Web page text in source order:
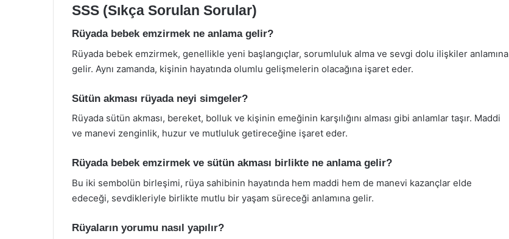
SSS (Sıkça Sorulan Sorular)
Rüyada bebek emzirmek ne anlama gelir?
Rüyada bebek emzirmek, genellikle yeni başlangıçlar, sorumluluk alma ve sevgi dolu ilişkiler anlamına
gelir. Aynı zamanda, kişinin hayatında olumlu gelişmelerin olacağına işaret eder.
Sütün akması rüyada neyi simgeler?
Rüyada sütün akması, bereket, bolluk ve kişinin emeğinin karşılığını alması gibi anlamlar taşır. Maddi
ve manevi zenginlik, huzur ve mutluluk getireceğine işaret eder.
Rüyada bebek emzirmek ve sütün akması birlikte ne anlama gelir?
Bu iki sembolün birleşimi, rüya sahibinin hayatında hem maddi hem de manevi kazançlar elde
edeceği, sevdikleriyle birlikte mutlu bir yaşam süreceği anlamına gelir.
Rüyaların yorumu nasıl yapılır?